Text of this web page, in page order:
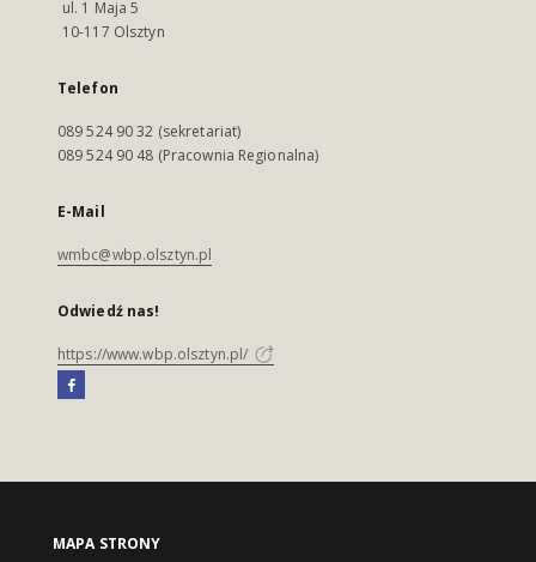
ul. 1 Maja 5
10-117 Olsztyn
Telefon
089 524 90 32 (sekretariat)
089 524 90 48 (Pracownia Regionalna)
E-Mail
wmbc@wbp.olsztyn.pl
Odwiedź nas!
https://www.wbp.olsztyn.pl/
MAPA STRONY